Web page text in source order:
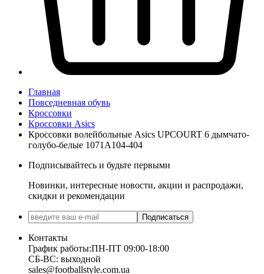
Главная
Повседневная обувь
Кроссовки
Кроссовки Asics
Кроссовки волейбольные Asics UPCOURT 6 дымчато-
голубо-белые 1071A104-404
Подписывайтесь и будьте первыми
Новинки, интересные новости, акции и распродажи,
скидки и рекомендации
Подписаться
Контакты
График работы:ПН-ПТ 09:00-18:00
СБ-ВС: выходной
sales@footballstyle.com.ua